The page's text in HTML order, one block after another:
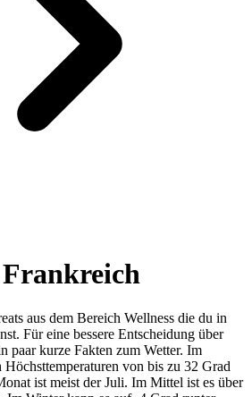
Frankreich
aus dem Bereich Wellness die du in
Für eine bessere Entscheidung über
paar kurze Fakten zum Wetter. Im
von bis zu 32 Grad
ist meist der Juli. Im Mittel ist es über